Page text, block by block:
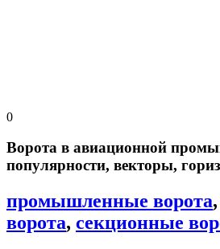
0
Ворота в авиационной
популярности, векторы,
промышленные ворота,
ворота, секционные